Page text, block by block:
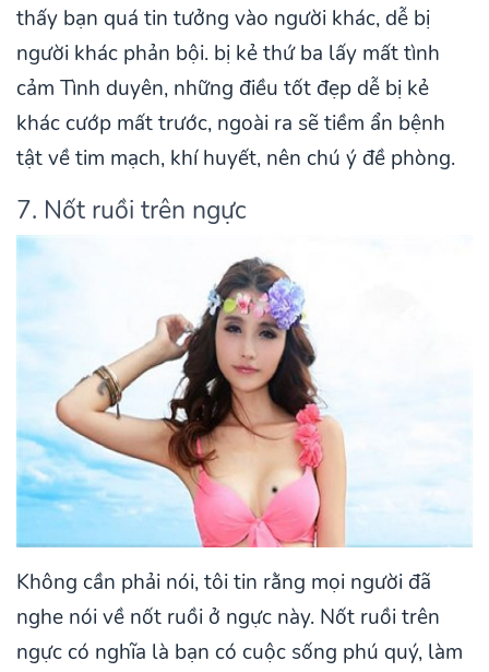
thấy bạn quá tin tưởng vào người khác, dễ bị
người khác phản bội. bị kẻ thứ ba lấy mất tình
cảm Tình duyên, những điều tốt đẹp dễ bị kẻ
khác cướp mất trước, ngoài ra sẽ tiềm ẩn bệnh
tật về tim mạch, khí huyết, nên chú ý đề phòng.
7. Nốt ruồi trên ngực
Không cần phải nói, tôi tin rằng mọi người đã
nghe nói về nốt ruồi ở ngực này. Nốt ruồi trên
ngực có nghĩa là bạn có cuộc sống phú quý, làm